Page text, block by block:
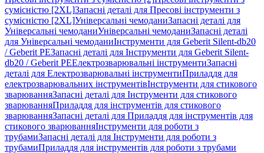
сумісністю [2XL]Запасні деталі для Пресові інструменти з
сумісністю [2XL]Універсальні чемоданиЗапасні деталі для
Універсальні чемоданиУніверсальні чемоданиЗапасні деталі
для Універсальні чемоданиІнструменти для Geberit Silent-db20
/ Geberit PEЗапасні деталі для Інструменти для Geberit Silent-
db20 / Geberit PEЕлектрозварювальні інструментиЗапасні
деталі для Електрозварювальні інструментиПриладдя для
електрозварювальних інструментівІнструменти для стикового
зварюванняЗапасні деталі для Інструменти для стикового
зварюванняПриладдя для інструментів для стикового
зварюванняЗапасні деталі для Приладдя для інструментів для
стикового зварюванняІнструменти для роботи з
трубамиЗапасні деталі для Інструменти для роботи з
трубамиПриладдя для інструментів для роботи з трубами